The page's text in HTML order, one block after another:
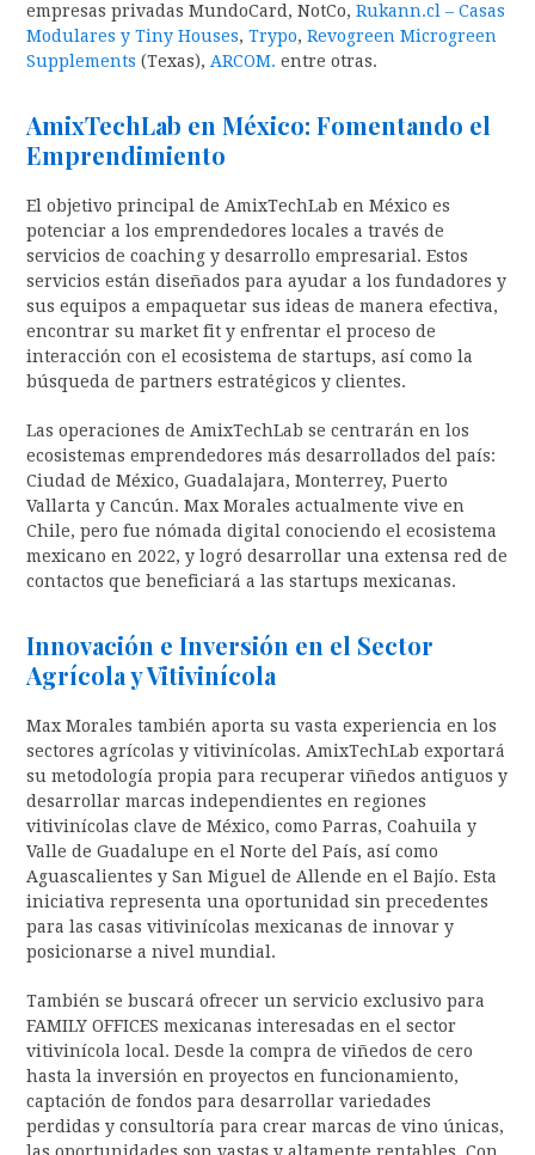
empresas privadas MundoCard, NotCo,Rukann.cl – Casas
Modulares y Tiny Houses,Trypo,Revogreen Microgreen
Supplements (Texas),ARCOM. entre otras.
AmixTechLab en México: Fomentando el
Emprendimiento
El objetivo principal de AmixTechLab en México es
potenciar a los emprendedores locales a través de
servicios de coaching y desarrollo empresarial. Estos
servicios están diseñados para ayudar a los fundadores y
sus equipos a empaquetar sus ideas de manera efectiva,
encontrar su market fit y enfrentar el proceso de
interacción con el ecosistema de startups, así como la
búsqueda de partners estratégicos y clientes.
Las operaciones de AmixTechLab se centrarán en los
ecosistemas emprendedores más desarrollados del país:
Ciudad de México, Guadalajara, Monterrey, Puerto
Vallarta y Cancún. Max Morales actualmente vive en
Chile, pero fue nómada digital conociendo el ecosistema
mexicano en 2022, y logró desarrollar una extensa red de
contactos que beneficiará a las startups mexicanas.
Innovación e Inversión en el Sector
Agrícola y Vitivinícola
Max Morales también aporta su vasta experiencia en los
sectores agrícolas y vitivinícolas. AmixTechLab exportará
su metodología propia para recuperar viñedos antiguos y
desarrollar marcas independientes en regiones
vitivinícolas clave de México, como Parras, Coahuila y
Valle de Guadalupe en el Norte del País, así como
Aguascalientes y San Miguel de Allende en el Bajío. Esta
iniciativa representa una oportunidad sin precedentes
para las casas vitivinícolas mexicanas de innovar y
posicionarse a nivel mundial.
También se buscará ofrecer un servicio exclusivo para
FAMILY OFFICES mexicanas interesadas en el sector
vitivinícola local. Desde la compra de viñedos de cero
hasta la inversión en proyectos en funcionamiento,
captación de fondos para desarrollar variedades
perdidas y consultoría para crear marcas de vino únicas,